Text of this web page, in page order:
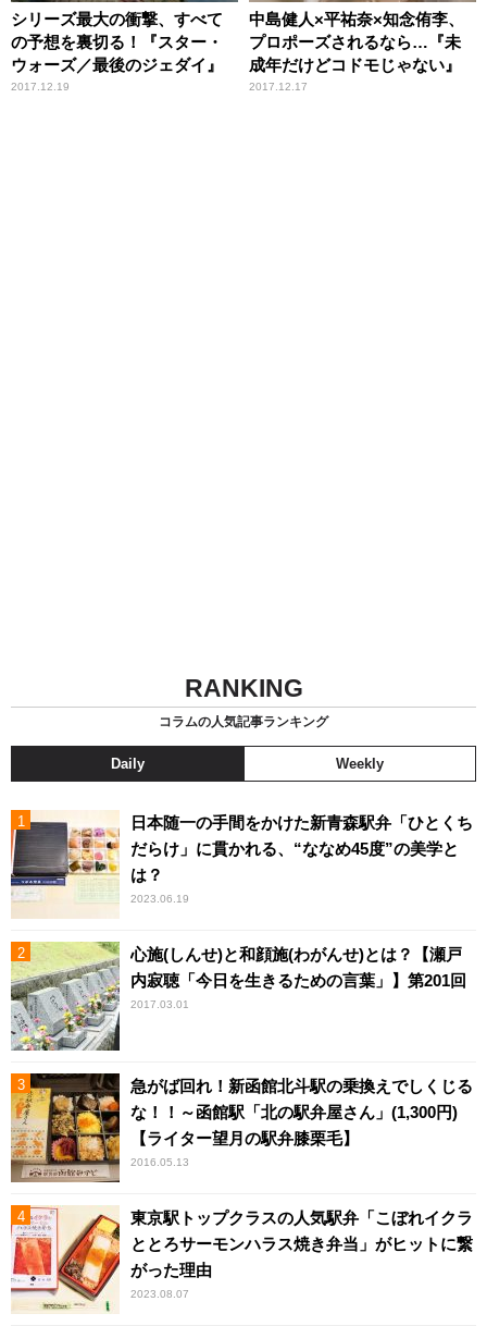
シリーズ最大の衝撃、すべて
の予想を裏切る！『スター・
ウォーズ／最後のジェダイ』
2017.12.19
中島健人×平祐奈×知念侑李、
プロポーズされるなら…『未
成年だけどコドモじゃない』
2017.12.17
RANKING
コラムの人気記事ランキング
Daily Weekly
日本随一の手間をかけた新青森駅弁「ひとくち
だらけ」に貫かれる、“ななめ45度”の美学と
は？
2023.06.19
心施(しんせ)と和顔施(わがんせ)とは？【瀬戸
内寂聴「今日を生きるための言葉」】第201回
2017.03.01
急がば回れ！新函館北斗駅の乗換えでしくじる
な！！～函館駅「北の駅弁屋さん」(1,300円)
【ライター望月の駅弁膝栗毛】
2016.05.13
東京駅トップクラスの人気駅弁「こぼれイクラ
ととろサーモンハラス焼き弁当」がヒットに繋
がった理由
2023.08.07